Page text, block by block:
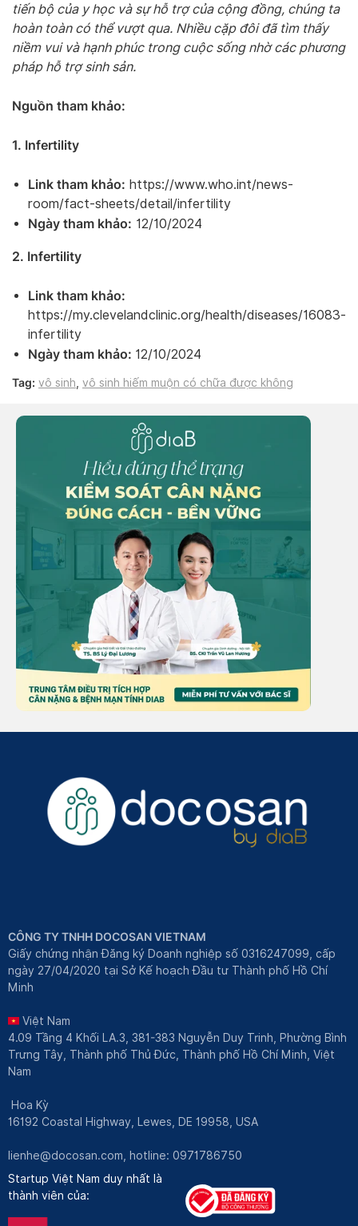
tiến bộ của y học và sự hỗ trợ của cộng đồng, chúng ta
hoàn toàn có thể vượt qua. Nhiều cặp đôi đã tìm thấy
niềm vui và hạnh phúc trong cuộc sống nhờ các phương
pháp hỗ trợ sinh sản.
Nguồn tham khảo:
1. Infertility
Link tham khảo: https://www.who.int/news-
room/fact-sheets/detail/infertility
Ngày tham khảo: 12/10/2024
2. Infertility
Link tham khảo:
https://my.clevelandclinic.org/health/diseases/16083-
infertility
Ngày tham khảo: 12/10/2024
Tag: vô sinh vô sinh hiếm muộn có chữa được không
CÔNG TY TNHH DOCOSAN VIETNAM
Giấy chứng nhận Đăng ký Doanh nghiệp số 0316247099, cấp
ngày 27/04/2020 tại Sở Kế hoạch Đầu tư Thành phố Hồ Chí
Minh
Việt Nam
4.09 Tầng 4 Khối LA.3, 381-383 Nguyễn Duy Trinh, Phường Bình
Trưng Tây, Thành phố Thủ Đức, Thành phố Hồ Chí Minh, Việt
Nam
Hoa Kỳ
16192 Coastal Highway, Lewes, DE 19958, USA
lienhe@docosan.com , hotline: 0971786750
Startup Việt Nam duy nhất là
thành viên của: